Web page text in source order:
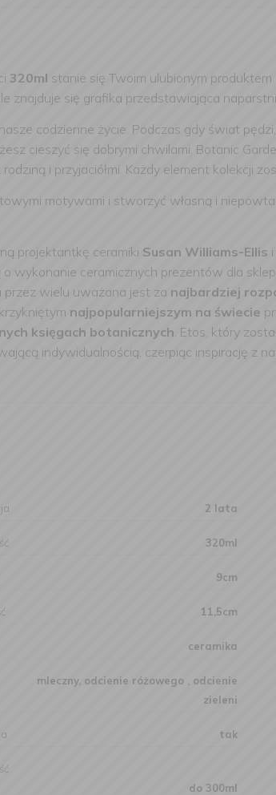
320ml stanie się Twoim ulubionym
znajduje się grafika przedstawiająca
codzienne życie. Podczas gdy świat
cieszyć się dobrymi chwilami. Botanic
i przyjaciółmi. Każdy element kolekcji
motywami i stworzyć własną i
projektantkę ceramiki Susan Williams-Ellis
o wykonanie ceramicznych prezentów dla
przez wielu uważana jest za najbardziej
najpopularniejszym na świecie
księgach botanicznych. Etos, który
indywidualnością, czerpiąc inspirację z
2 lata
320ml
9cm
11,5cm
ceramika
mleczny, odcienie różowego , odcienie
zieleni
tak
do 300ml